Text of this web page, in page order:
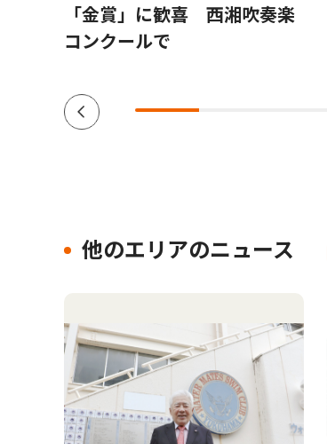
「金賞」に歓喜 西湘吹奏楽
コンクールで
他のエリアのニュース